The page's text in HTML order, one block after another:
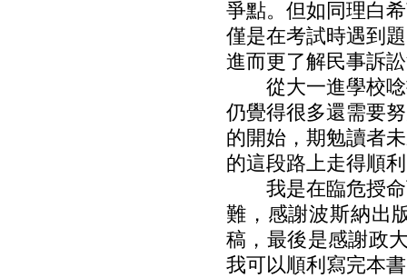
爭點。但如同理白
僅是在考試時遇到
進而更了解民事訴
從大一進學校唸
仍覺得很多還需要
的開始，期勉讀者
的這段路上走得順
我是在臨危授命
難，感謝波斯納出
稿，最後是感謝政
我可以順利寫完本